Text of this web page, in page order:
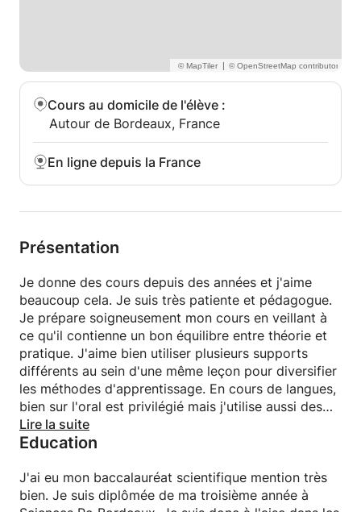
|
Cours au domicile de l'élève :
Autour de Bordeaux, France
En ligne depuis la France
Présentation
Je donne des cours depuis des années et j'aime
beaucoup cela. Je suis très patiente et pédagogue.
Je prépare soigneusement mon cours en veillant à
ce qu'il contienne un bon équilibre entre théorie et
pratique. J'aime bien utiliser plusieurs supports
différents au sein d'une même leçon pour diversifier
les méthodes d'apprentissage. En cours de langues,
bien sur l'oral est privilégié mais j'utilise aussi des
vidéos et de la musique qui sont des supports
familiers à l'élève et qui permettent souvent
envie des élèves et des parents.
Lire la suite
Education
J'ai eu mon baccalauréat scientifique mention très
bien. Je suis diplômée de ma troisième année à